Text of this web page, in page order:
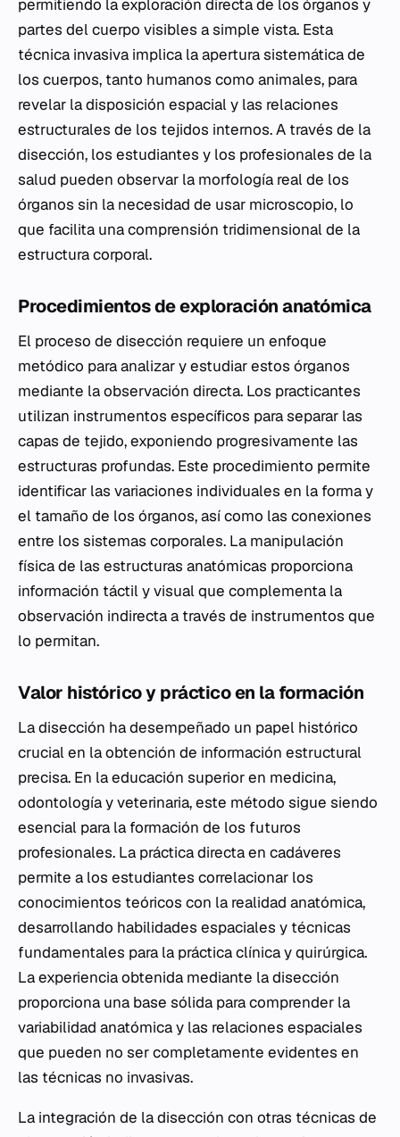
permitiendo la exploración directa de los órganos y
partes del cuerpo visibles a simple vista. Esta
técnica invasiva implica la apertura sistemática de
los cuerpos, tanto humanos como animales, para
revelar la disposición espacial y las relaciones
estructurales de los tejidos internos. A través de la
disección, los estudiantes y los profesionales de la
salud pueden observar la morfología real de los
órganos sin la necesidad de usar microscopio, lo
que facilita una comprensión tridimensional de la
estructura corporal.
Procedimientos de exploración anatómica
El proceso de disección requiere un enfoque
metódico para analizar y estudiar estos órganos
mediante la observación directa. Los practicantes
utilizan instrumentos específicos para separar las
capas de tejido, exponiendo progresivamente las
estructuras profundas. Este procedimiento permite
identificar las variaciones individuales en la forma y
el tamaño de los órganos, así como las conexiones
entre los sistemas corporales. La manipulación
física de las estructuras anatómicas proporciona
información táctil y visual que complementa la
observación indirecta a través de instrumentos que
lo permitan.
Valor histórico y práctico en la formación
La disección ha desempeñado un papel histórico
crucial en la obtención de información estructural
precisa. En la educación superior en medicina,
odontología y veterinaria, este método sigue siendo
esencial para la formación de los futuros
profesionales. La práctica directa en cadáveres
permite a los estudiantes correlacionar los
conocimientos teóricos con la realidad anatómica,
desarrollando habilidades espaciales y técnicas
fundamentales para la práctica clínica y quirúrgica.
La experiencia obtenida mediante la disección
proporciona una base sólida para comprender la
variabilidad anatómica y las relaciones espaciales
que pueden no ser completamente evidentes en
las técnicas no invasivas.
La integración de la disección con otras técnicas de